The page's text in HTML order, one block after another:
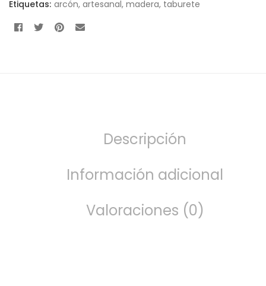
Etiquetas: arcón, artesanal, madera, taburete
Descripción
Información adicional
Valoraciones (0)